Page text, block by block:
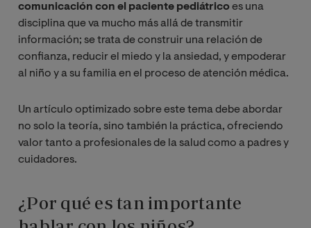
comunicación con el paciente pediátricoes una
disciplina que va mucho más allá de transmitir
información; se trata de construir una relación de
confianza, reducir el miedo y la ansiedad, y empoderar
al niño y a su familia en el proceso de atención médica.
Un artículo optimizado sobre este tema debe abordar
no solo la teoría, sino también la práctica, ofreciendo
valor tanto a profesionales de la salud como a padres y
cuidadores.
¿Por qué es tan importante